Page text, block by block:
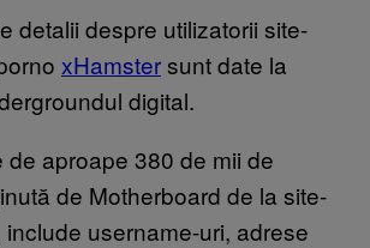
detalii despre utilizatorii site-
xHamstersunt date la
digital.
de aproape 380 de mii de
de Motherboard de la site-
username-uri, adrese